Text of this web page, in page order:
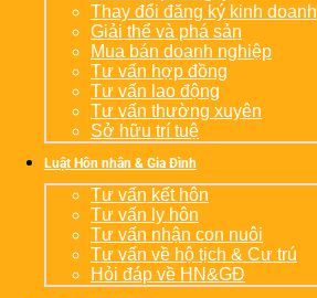
Thay đổi đăng ký kinh doanh
Giải thể và phá sản
Mua bán doanh nghiệp
Tư vấn hợp đồng
Tư vấn lao động
Tư vấn thường xuyên
Sở hữu trí tuệ
Luật Hôn nhân & Gia Đình
Tư vấn kết hôn
Tư vấn ly hôn
Tư vấn nhận con nuôi
Tư vấn về hộ tịch & Cư trú
Hỏi đáp về HN&GĐ